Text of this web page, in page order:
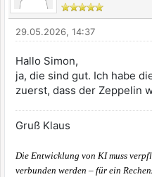
29.05.2026, 14:37
Hallo Simon,
ja, die sind gut. Ich habe
zuerst, dass der Zeppelin
Gruß Klaus
Die Entwicklung von KI muss
verbunden werden – für ein